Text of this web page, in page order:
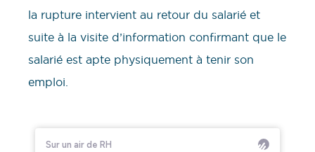
la rupture intervient au retour du salarié et
suite à la visite d’information confirmant que le
salarié est apte physiquement à tenir son
emploi.